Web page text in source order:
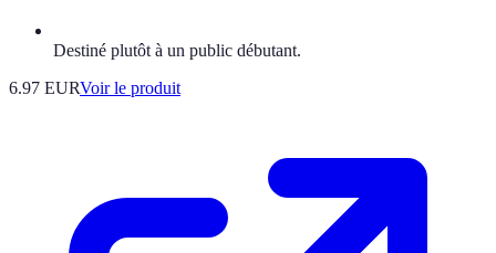
Destiné plutôt à un public débutant.
6.97 EURVoir le produit